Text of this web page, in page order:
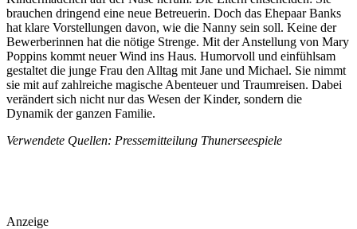
brauchen dringend eine neue Betreuerin. Doch das Ehepaar Banks
hat klare Vorstellungen davon, wie die Nanny sein soll. Keine der
Bewerberinnen hat die nötige Strenge. Mit der Anstellung von Mary
Poppins kommt neuer Wind ins Haus. Humorvoll und einfühlsam
gestaltet die junge Frau den Alltag mit Jane und Michael. Sie nimmt
sie mit auf zahlreiche magische Abenteuer und Traumreisen. Dabei
verändert sich nicht nur das Wesen der Kinder, sondern die
Dynamik der ganzen Familie.
Verwendete Quellen: Pressemitteilung Thunerseespiele
Anzeige